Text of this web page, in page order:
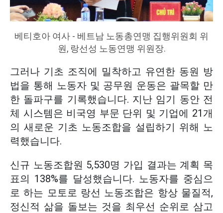
베티호아 여사 - 베트남 노동총연맹 집행위원회 위
원, 랑선성 노동연맹 위원장.
그러나 기초 조직에 밀착하고 유연한 동원 방
법을 통해 노동자 및 공무원 운동은 괄목할 만
한 돌파구를 기록했습니다. 지난 임기 동안 전
체 시스템은 비국영 부문 단위 및 기업에 21개
의 새로운 기초 노동조합을 설립하기 위해 노
력했습니다.
신규 노동조합원 5,530명 가입 결과는 계획 목
표의 138%를 달성했습니다. 노동자를 중심으
로 하는 모토로 랑선 노동조합은 항상 물질적,
정신적 삶을 돌보는 것을 최우선 순위로 삼고